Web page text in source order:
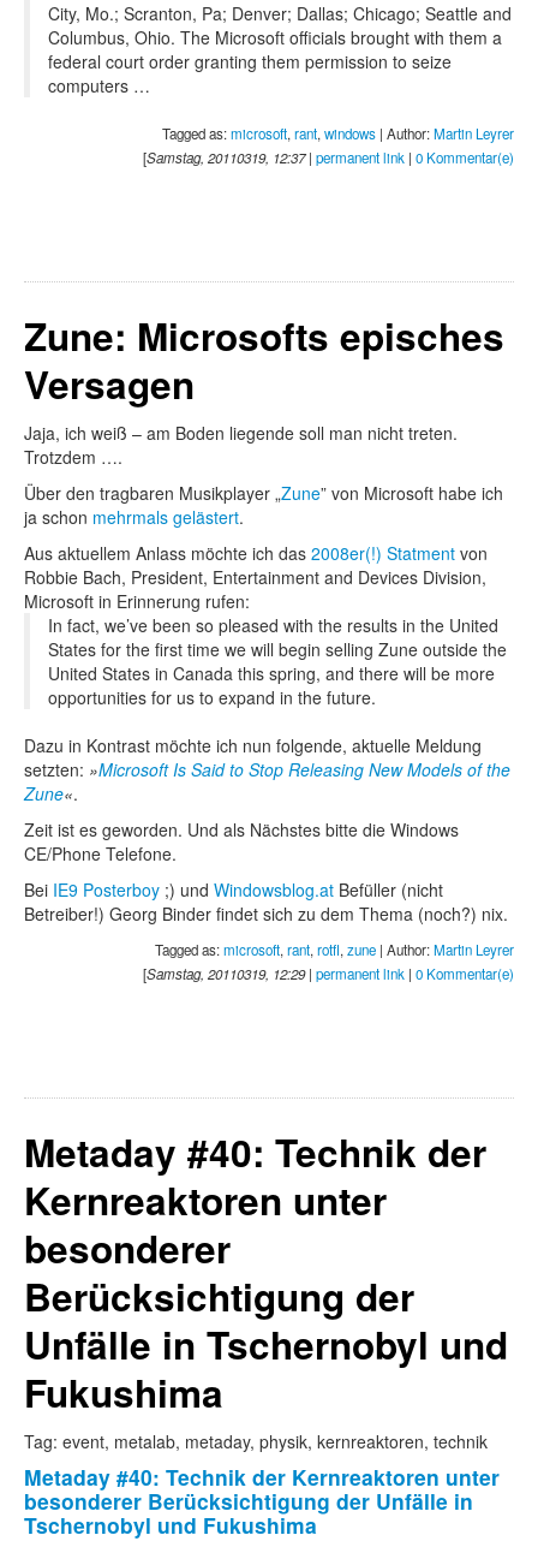
City, Mo.; Scranton, Pa; Denver; Dallas; Chicago; Seattle and
Columbus, Ohio. The Microsoft officials brought with them a
federal court order granting them permission to seize
computers …
Tagged as:microsoft, rant, windows | Author:Martin Leyrer
[Samstag, 20110319, 12:37| permanent link | 0 Kommentar(e)
Zune: Microsofts episches
Versagen
Jaja, ich weiß – am Boden liegende soll man nicht treten.
Trotzdem ….
Über den tragbaren Musikplayer „Zune” von Microsoft habe ich
ja schon mehrmals gelästert.
Aus aktuellem Anlass möchte ich das 2008er(!) Statment von
Robbie Bach, President, Entertainment and Devices Division,
Microsoft in Erinnerung rufen:
In fact, we’ve been so pleased with the results in the United
States for the first time we will begin selling Zune outside the
United States in Canada this spring, and there will be more
opportunities for us to expand in the future.
Dazu in Kontrast möchte ich nun folgende, aktuelle Meldung
setzten:
Microsoft Is Said to Stop Releasing New Models of the
Zune .
Zeit ist es geworden. Und als Nächstes bitte die Windows
CE/Phone Telefone.
Bei IE9 Posterboy ;) und Windowsblog.at Befüller (nicht
Betreiber!) Georg Binder findet sich zu dem Thema (noch?) nix.
Tagged as:microsoft, rant, rotfl, zune | Author:Martin Leyrer
[Samstag, 20110319, 12:29| permanent link | 0 Kommentar(e)
Metaday #40: Technik der
Kernreaktoren unter
besonderer
Berücksichtigung der
Unfälle in Tschernobyl und
Fukushima
Tag: event, metalab, metaday, physik, kernreaktoren, technik
Metaday #40: Technik der Kernreaktoren unter
besonderer Berücksichtigung der Unfälle in
Tschernobyl und Fukushima